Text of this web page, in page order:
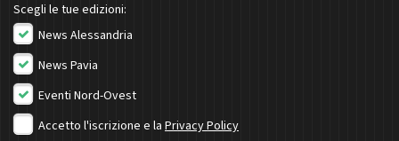
Scegli le tue edizioni:
News Alessandria
News Pavia
Eventi Nord-Ovest
Accetto l'iscrizione e la Privacy Policy